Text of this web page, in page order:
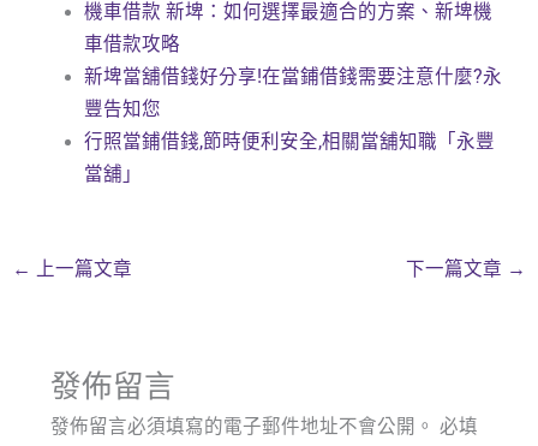
機車借款 新埤：如何選擇最適合的方案、新埤機
車借款攻略
新埤當舖借錢好分享!在當鋪借錢需要注意什麼?永
豐告知您
行照當鋪借錢,節時便利安全,相關當舖知職「永豐
當舖」
← 上一篇文章 下一篇文章 →
發佈留言
發佈留言必須填寫的電子郵件地址不會公開。 必填